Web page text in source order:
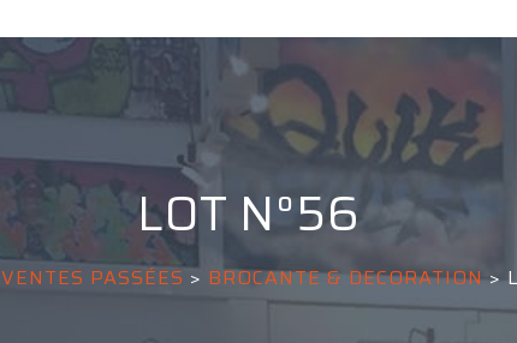
LOT N°56
VENTES PASSÉES> BROCANTE & DECORATION>